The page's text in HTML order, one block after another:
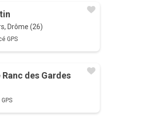
Drôme (26)
GPS
des Gardes